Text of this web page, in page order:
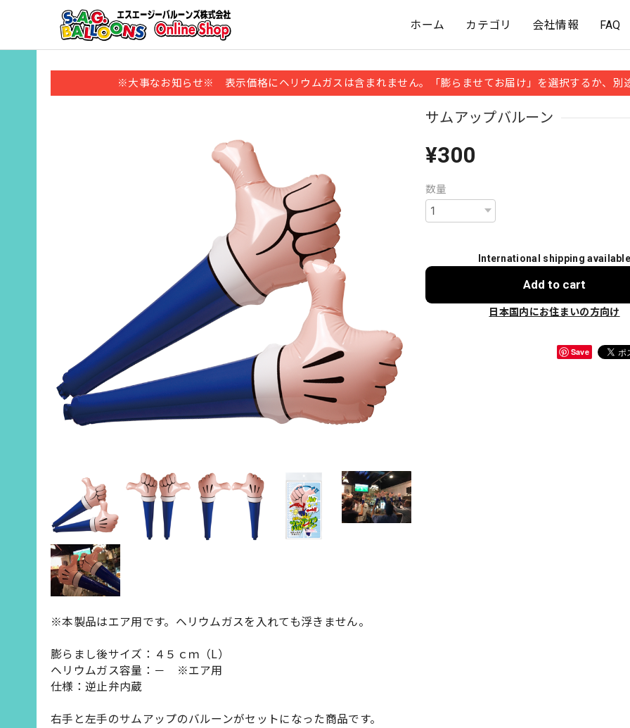
ホーム カテゴリ 会社情報 FAQ
※大事なお知らせ※ 表示価格にヘリウムガスは含まれません。「膨らませてお届け」を選択するか、別
サムアップバルーン
¥300
数量
International shipping
Add to cart
日本国内にお住まいの方向け
Save
※本製品はエア用です。ヘリウムガスを入れても浮きません。
膨らまし後サイズ：４５ｃｍ（L）
ヘリウムガス容量：－ ※エア用
仕様：逆止弁内蔵
右手と左手のサムアップのバルーンがセットになった商品です。